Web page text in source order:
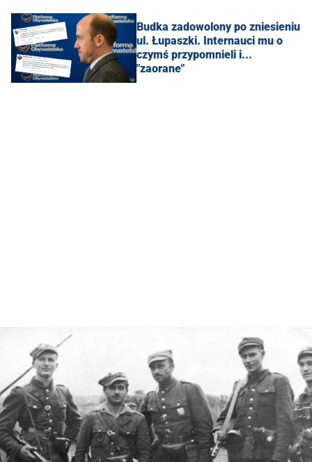
Budka zadowolony po zniesieniu
ul. Łupaszki. Internauci mu o
czymś przypomnieli i...
"zaorane"